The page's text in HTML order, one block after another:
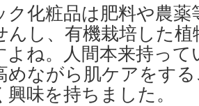
ク化粧品は肥料や農薬
んし、有機栽培した
よね。人間本来持っ
めながら肌ケアをす
味を持ちました。